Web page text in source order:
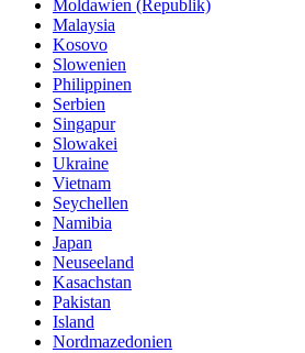
Moldawien (Republik)
Malaysia
Kosovo
Slowenien
Philippinen
Serbien
Singapur
Slowakei
Ukraine
Vietnam
Seychellen
Namibia
Japan
Neuseeland
Kasachstan
Pakistan
Island
Nordmazedonien